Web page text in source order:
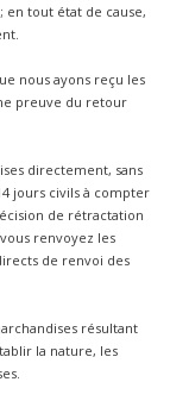
en tout état de cause,
nous ayons reçu les
preuve du retour
directement, sans
jours civils à compter
de rétractation
renvoyez les
de renvoi des
résultant
la nature, les